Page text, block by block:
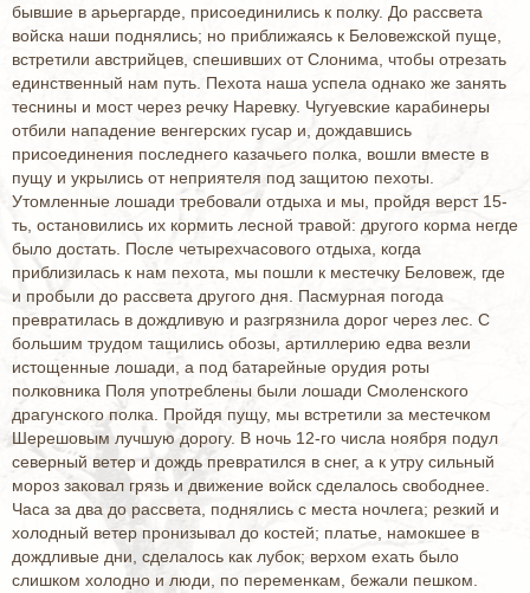
бывшие в арьергарде, присоединились к полку. До рассвета
войска наши поднялись; но приближаясь к Беловежской пуще,
встретили австрийцев, спешивших от Слонима, чтобы отрезать
единственный нам путь. Пехота наша успела однако же занять
теснины и мост через речку Наревку. Чугуевские карабинеры
отбили нападение венгерских гусар и, дождавшись
присоединения последнего казачьего полка, вошли вместе в
пущу и укрылись от неприятеля под защитою пехоты.
Утомленные лошади требовали отдыха и мы, пройдя верст 15-
ть, остановились их кормить лесной травой: другого корма негде
было достать. После четырехчасового отдыха, когда
приблизилась к нам пехота, мы пошли к местечку Беловеж, где
и пробыли до рассвета другого дня. Пасмурная погода
превратилась в дождливую и разгрязнила дорог через лес. С
большим трудом тащились обозы, артиллерию едва везли
истощенные лошади, а под батарейные орудия роты
полковника Поля употреблены были лошади Смоленского
драгунского полка. Пройдя пущу, мы встретили за местечком
Шерешовым лучшую дорогу. В ночь 12-го числа ноября подул
северный ветер и дождь превратился в снег, а к утру сильный
мороз заковал грязь и движение войск сделалось свободнее.
Часа за два до рассвета, поднялись с места ночлега; резкий и
холодный ветер пронизывал до костей; платье, намокшее в
дождливые дни, сделалось как лубок; верхом ехать было
слишком холодно и люди, по переменкам, бежали пешком.